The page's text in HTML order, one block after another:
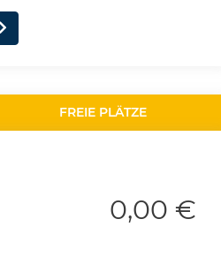
FREIE PLÄTZE
0,00 €